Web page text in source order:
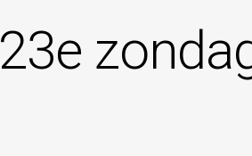
23e